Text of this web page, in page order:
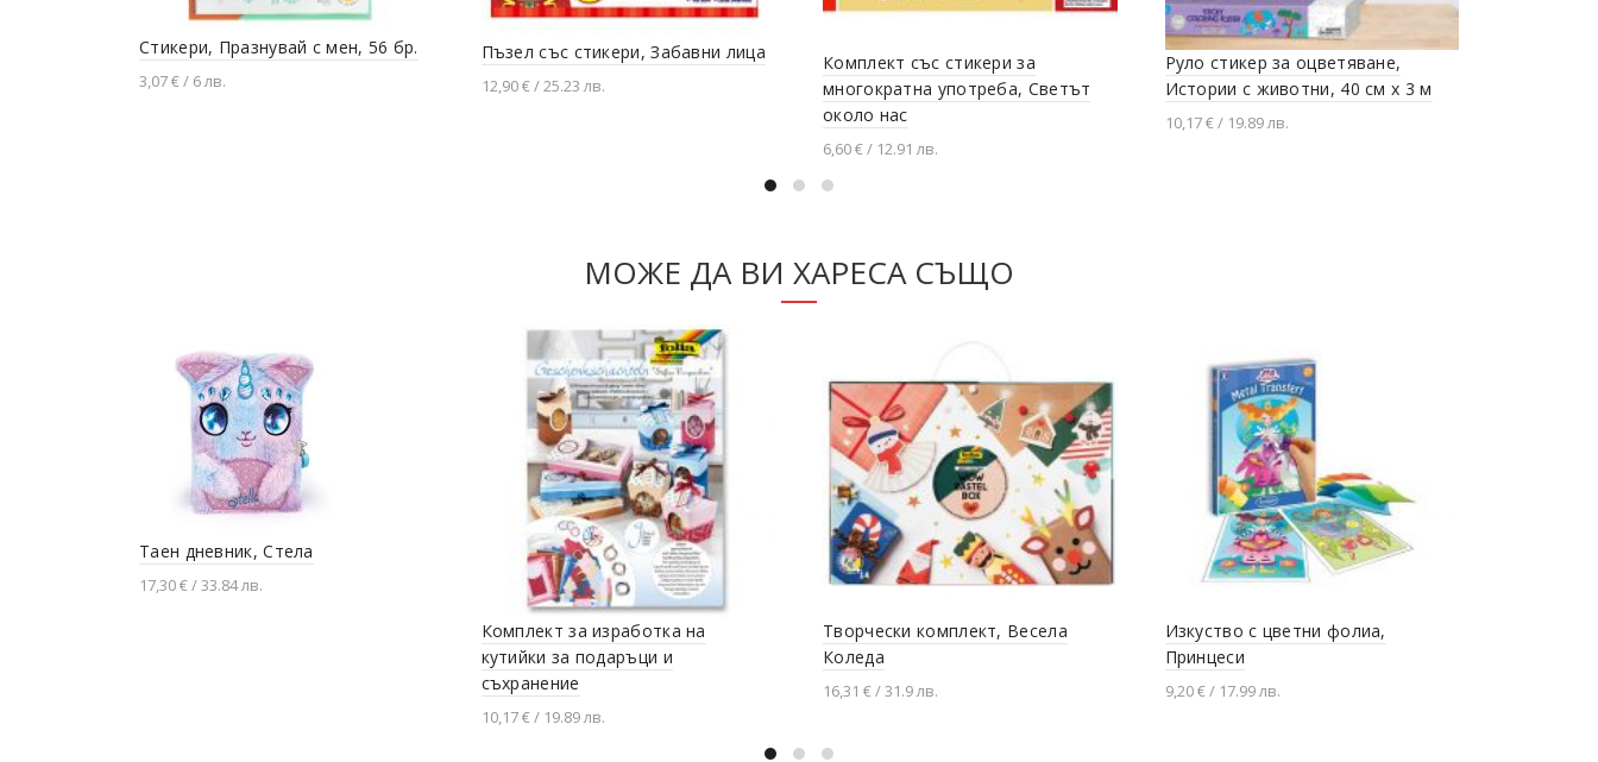
Стикери, Празнувай с мен, 56 бр.
3,07 € / 6 лв.
Пъзел със стикери, Забавни лица
12,90 € / 25.23 лв.
Комплект със стикери за
многократна употреба, Светът
около нас
6,60 € / 12.91 лв.
Руло стикер за оцветяване,
Истории с животни, 40 см x 3 м
10,17 € / 19.89 лв.
МОЖЕ ДА ВИ ХАРЕСА СЪЩО
Таен дневник, Стела
17,30 € / 33.84 лв.
Комплект за изработка на
кутийки за подаръци и
съхранениe
10,17 € / 19.89 лв.
Творчески комплект, Весела
Коледа
16,31 € / 31.9 лв.
Изкуство с цветни фолиа,
Принцеси
9,20 € / 17.99 лв.